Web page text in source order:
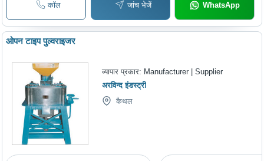
कॉल जांच भेजें WhatsApp
ओपन टाइप पुल्वराइजर
व्यापार प्रकार: Manufacturer | Supplier
अरविन्द इंडस्ट्री
कैथल